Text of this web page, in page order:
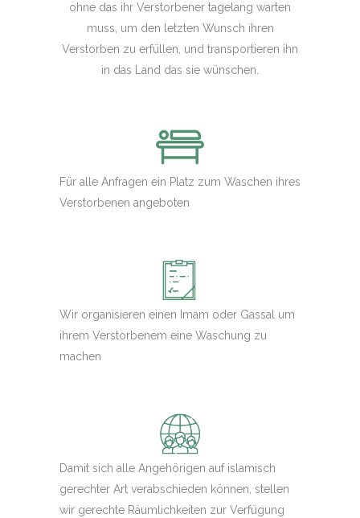
ohne das ihr Verstorbener tagelang warten
muss, um den letzten Wunsch ihren
Verstorben zu erfüllen, und transportieren ihn
in das Land das sie wünschen.
Für alle Anfragen ein Platz zum Waschen ihres
Verstorbenen angeboten
Wir organisieren einen Imam oder Gassal um
ihrem Verstorbenem eine Waschung zu
machen
Damit sich alle Angehörigen auf islamisch
gerechter Art verabschieden können, stellen
wir gerechte Räumlichkeiten zur Verfügung